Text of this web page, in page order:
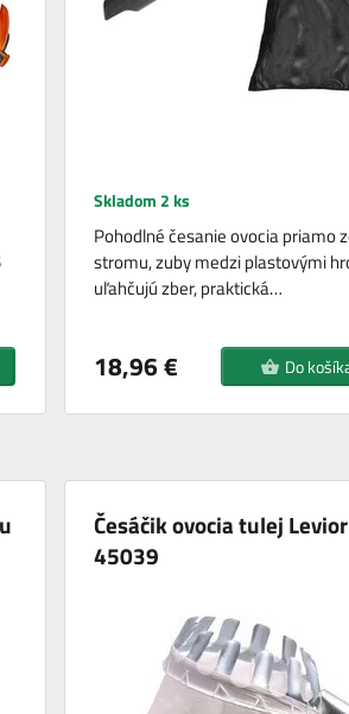
Skladom 2 ks
Pohodlné česanie ovocia priamo
stromu, zuby medzi plastovými
uľahčujú zber, praktická…
18,96 € Do
Česáčik ovocia tulej Levior
45039